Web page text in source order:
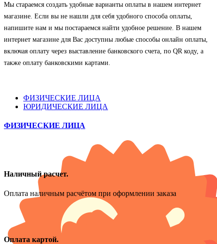
Мы стараемся создать удобные варианты оплаты в нашем интернет
магазине. Если вы не нашли для себя удобного способа оплаты,
напишите нам и мы постараемся найти удобное решение. В нашем
интернет магазине для Вас доступны любые способы онлайн оплаты,
включая оплату через выставление банковского счета, по QR коду, а
также оплату банковскими картами.
ФИЗИЧЕСКИЕ ЛИЦА
ЮРИДИЧЕСКИЕ ЛИЦА
ФИЗИЧЕСКИЕ ЛИЦА
Наличный расчет.
Оплата наличным расчётом при оформлении заказа
Оплата картой.